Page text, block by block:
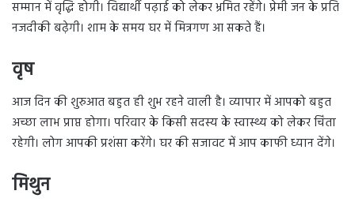
सम्मान में वृद्धि होगी। विद्यार्थी पढ़ाई को लेकर भ्रमित रहेंगे। प्रेमी जन के प्रति
नजदीकी बढ़ेगी। शाम के समय घर में मित्रगण आ सकते हैं।
वृष
आज दिन की शुरुआत बहुत ही शुभ रहने वाली है। व्यापार में आपको बहुत
अच्छा लाभ प्राप्त होगा। परिवार के किसी सदस्य के स्वास्थ्य को लेकर चिंता
रहेगी। लोग आपकी प्रशंसा करेंगे। घर की सजावट में आप काफी ध्यान देंगे।
मिथुन